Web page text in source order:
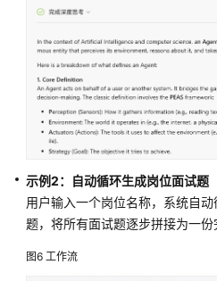
示例2：自动循环生成岗位面试题
用户输入一个岗位名称，系统自
题，将所有面试题逐步拼接为一份
图6 工作流